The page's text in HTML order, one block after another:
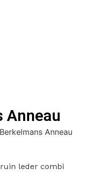
Anneau
Anneau
leder combi